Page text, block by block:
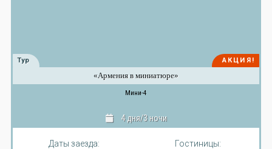
Тур АКЦИЯ!
«Армения в миниатюре»
Мини-4
4 дня/3 ночи
Даты заезда: Гостиницы: